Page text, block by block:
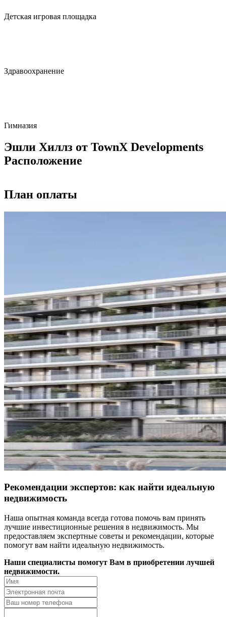
Детская игровая площадка
Здравоохранение
Гимназия
Эшли Хиллз от TownX Developments
Расположение
План оплаты
Рекомендации экспертов: как найти идеальную
недвижимость
Наша опытная команда всегда готова помочь вам принять
лучшие инвестиционные решения в недвижимость. Мы
предоставляем экспертные советы и рекомендации, которые
помогут вам найти идеальную недвижимость.
Наши специалисты помогут Вам в приобретении лучшей
недвижимости.